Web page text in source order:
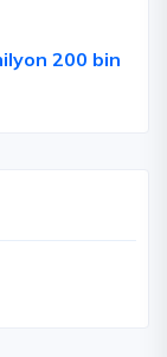
200 bin